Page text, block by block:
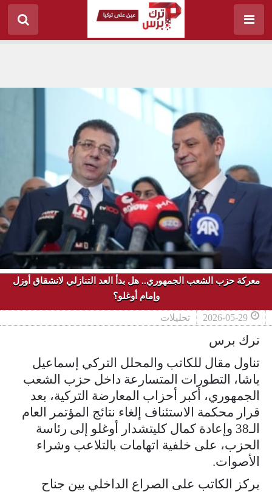
معركة حزب الشعب الجمهوري.. هل بدأ العد التنازلي لانشقاق أوزل
وإمام أوغلو؟
2026-05-29 تحليلات
ترك برس
تناول مقال للكاتب والمحلل التركي إسماعيل
ياشا، التطورات المتسارعة داخل حزب الشعب
الجمهوري، أكبر أحزاب المعارضة التركية، بعد
قرار محكمة الاستئناف إلغاء نتائج المؤتمر العام
الـ38 وإعادة كمال كليتشدار أوغلو إلى رئاسة
الحزب، على خلفية اتهامات بالتلاعب وشراء
الأصوات.
يركز الكاتب على الصراع الداخلي بين جناح